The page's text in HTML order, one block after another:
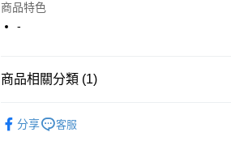
JD京東物流，訂單確認發貨後2-4個工作天送達
商品特色
-
商品相關分類 (1)
分享
客服